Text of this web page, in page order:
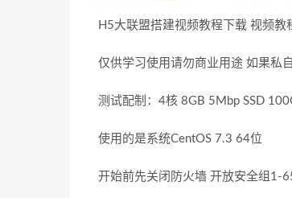
H5大联盟搭建视频教程下载 视频教
仅供学习使用请勿商业用途 如果私
测试配制：4核 8GB 5Mbp SSD
使用的是系统CentOS 7.3 64位
开始前先关闭防火墙 开放安全组1-